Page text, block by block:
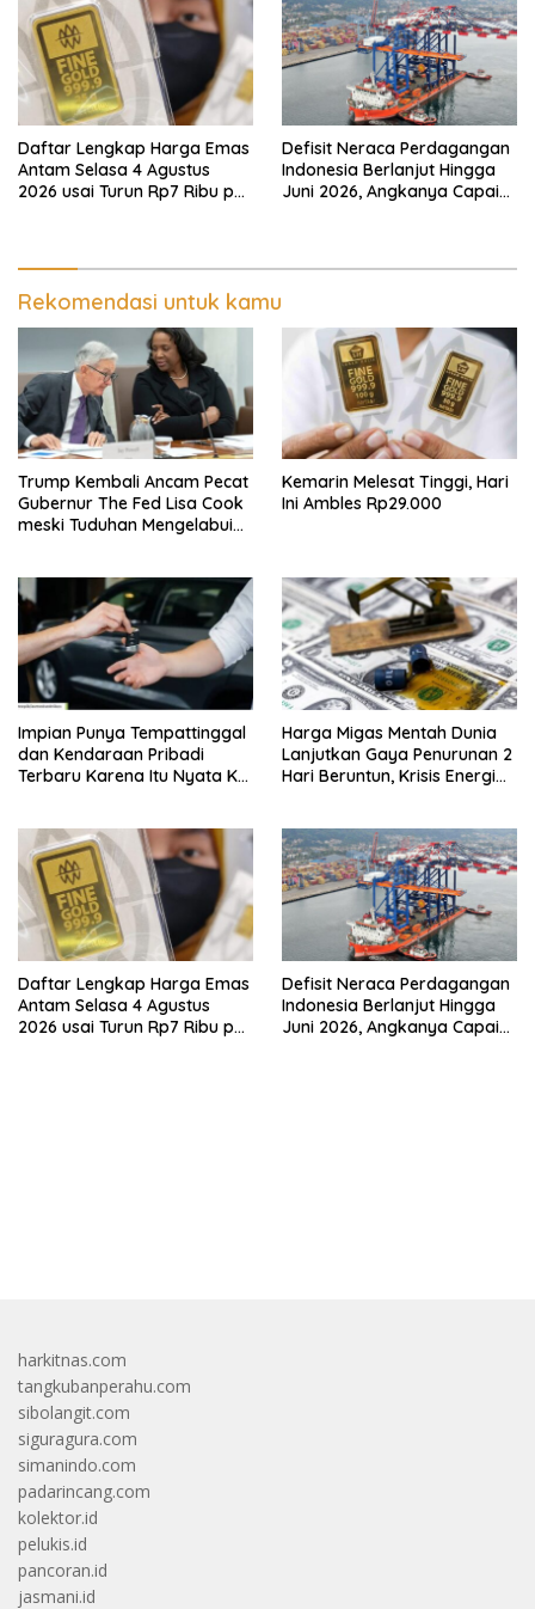
Daftar Lengkap Harga Emas
Antam Selasa 4 Agustus
2026 usai Turun Rp7 Ribu per
Defisit Neraca Perdagangan
Indonesia Berlanjut Hingga
Juni 2026, Angkanya Capai
Rekomendasi untuk kamu
Trump Kembali Ancam Pecat
Gubernur The Fed Lisa Cook
meski Tuduhan Mengelabui
Kemarin Melesat Tinggi, Hari
Ini Ambles Rp29.000
Impian Punya Tempattinggal
dan Kendaraan Pribadi
Terbaru Karena Itu Nyata Ke
Harga Migas Mentah Dunia
Lanjutkan Gaya Penurunan 2
Hari Beruntun, Krisis Energi
Daftar Lengkap Harga Emas
Antam Selasa 4 Agustus
2026 usai Turun Rp7 Ribu per
Defisit Neraca Perdagangan
Indonesia Berlanjut Hingga
Juni 2026, Angkanya Capai
harkitnas.com
tangkubanperahu.com
sibolangit.com
siguragura.com
simanindo.com
padarincang.com
kolektor.id
pelukis.id
pancoran.id
jasmani.id